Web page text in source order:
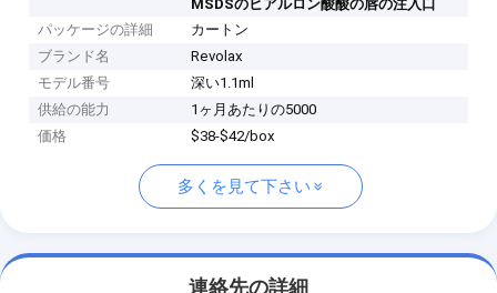
MSDSのヒアルロン酸酸の唇の注入口
パッケージの詳細
カートン
ブランド名
Revolax
モデル番号
深い1.1ml
供給の能力
1ヶ月あたりの5000
価格
$38-$42/box
多くを見て下さい
連絡先の詳細